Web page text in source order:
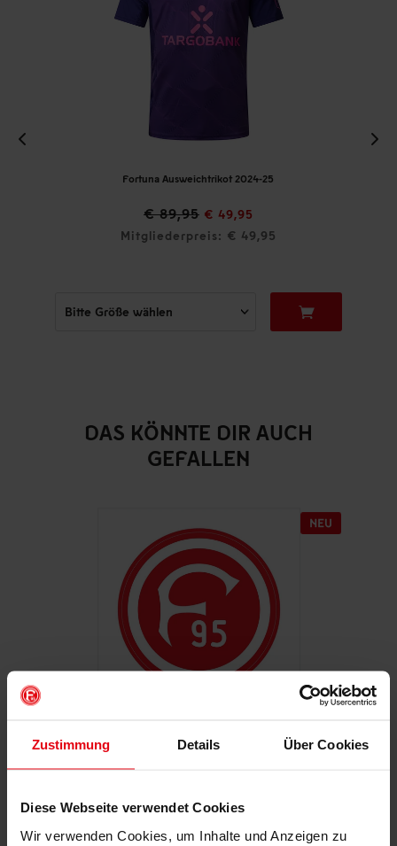
Zustimmung Details Über Cookies
Diese Webseite verwendet Cookies
Wir verwenden Cookies, um Inhalte und Anzeigen zu
Fortuna Ausweichtrikot 2024-25
€ 89,95 € 49,95
Mitgliederpreis: € 49,95
DAS KÖNNTE DIR AUCH
GEFALLEN
Autoaufkleber "Retro"
Mitgliederpreis: € 2,65